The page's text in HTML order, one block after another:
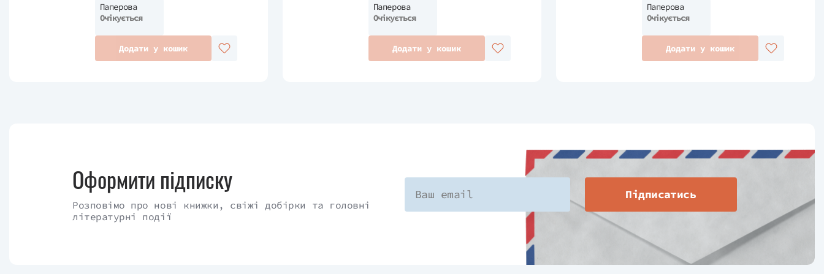
Паперова
Очікується
Додати у кошик
Паперова
Очікується
Додати у кошик
Паперова
Очікується
Додати у кошик
Оформити підписку
Розповімо про нові книжки, свіжі добірки та головні
літературні події
Підписатись